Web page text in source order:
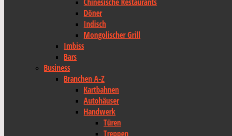
Döner
Indisch
Mongolischer Grill
Imbiss
Bars
Business
Branchen A-Z
Kartbahnen
Autohäuser
Handwerk
Türen
Treppen